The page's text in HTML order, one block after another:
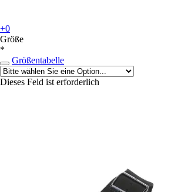
+0
Größe
*
Größentabelle
Dieses Feld ist erforderlich